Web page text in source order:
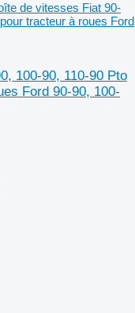
de vitesses Fiat 90-
tracteur à roues Ford
100-90, 110-90 Pto
Ford 90-90, 100-